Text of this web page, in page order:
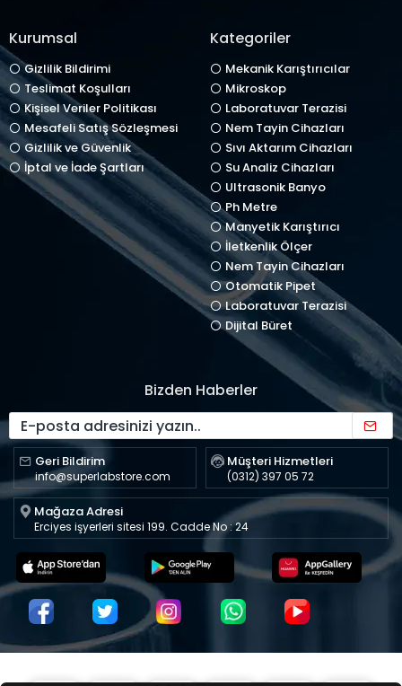
Kurumsal
Gizlilik Bildirimi
Teslimat Koşulları
Kişisel Veriler Politikası
Mesafeli Satış Sözleşmesi
Gizlilik ve Güvenlik
İptal ve İade Şartları
Kategoriler
Mekanik Karıştırıcılar
Mikroskop
Laboratuvar Terazisi
Nem Tayin Cihazları
Sıvı Aktarım Cihazları
Su Analiz Cihazları
Ultrasonik Banyo
Ph Metre
Manyetik Karıştırıcı
İletkenlik Ölçer
Nem Tayin Cihazları
Otomatik Pipet
Laboratuvar Terazisi
Dijital Büret
Bizden Haberler
Geri Bildirim
info@superlabstore.com
Müşteri Hizmetleri
(0312) 397 05 72
Mağaza Adresi
Erciyes işyerleri sitesi 199. Cadde No : 24